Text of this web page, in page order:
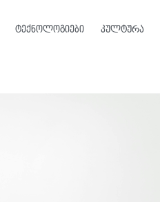
ტექნოლოგიები კულტურა